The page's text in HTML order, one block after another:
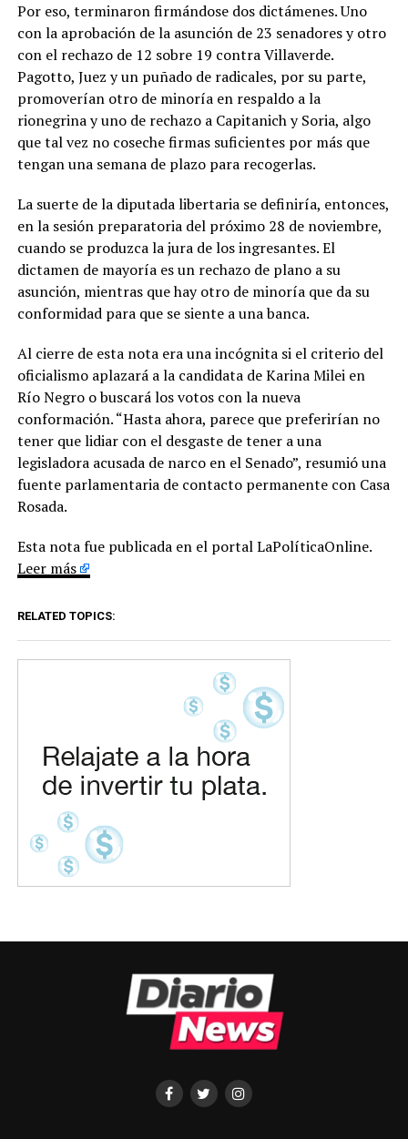
Por eso, terminaron firmándose dos dictámenes. Uno
con la aprobación de la asunción de 23 senadores y otro
con el rechazo de 12 sobre 19 contra Villaverde.
Pagotto, Juez y un puñado de radicales, por su parte,
promoverían otro de minoría en respaldo a la
rionegrina y uno de rechazo a Capitanich y Soria, algo
que tal vez no coseche firmas suficientes por más que
tengan una semana de plazo para recogerlas.
La suerte de la diputada libertaria se definiría, entonces,
en la sesión preparatoria del próximo 28 de noviembre,
cuando se produzca la jura de los ingresantes. El
dictamen de mayoría es un rechazo de plano a su
asunción, mientras que hay otro de minoría que da su
conformidad para que se siente a una banca.
Al cierre de esta nota era una incógnita si el criterio del
oficialismo aplazará a la candidata de Karina Milei en
Río Negro o buscará los votos con la nueva
conformación. “Hasta ahora, parece que preferirían no
tener que lidiar con el desgaste de tener a una
legisladora acusada de narco en el Senado”, resumió una
fuente parlamentaria de contacto permanente con Casa
Rosada.
Esta nota fue publicada en el portal LaPolíticaOnline.
Leer más
RELATED TOPICS: